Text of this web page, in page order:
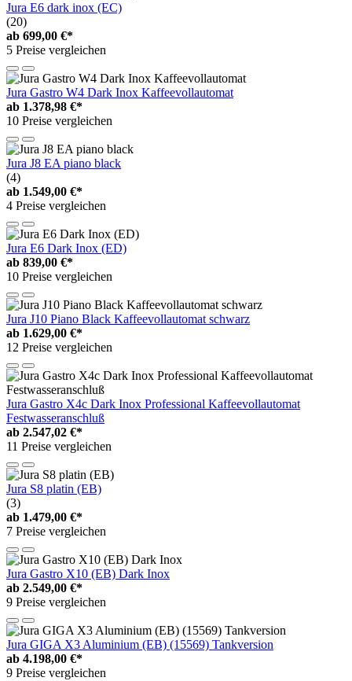
Jura E6 dark inox (EC)
(20)
ab 699,00 €*
5 Preise vergleichen
Jura Gastro W4 Dark Inox Kaffeevollautomat
ab 1.378,98 €*
10 Preise vergleichen
Jura J8 EA piano black
(4)
ab 1.549,00 €*
4 Preise vergleichen
Jura E6 Dark Inox (ED)
ab 839,00 €*
10 Preise vergleichen
Jura J10 Piano Black Kaffeevollautomat schwarz
ab 1.629,00 €*
12 Preise vergleichen
Jura Gastro X4c Dark Inox Professional Kaffeevollautomat
Festwasseranschluß
ab 2.547,02 €*
11 Preise vergleichen
Jura S8 platin (EB)
(3)
ab 1.479,00 €*
7 Preise vergleichen
Jura Gastro X10 (EB) Dark Inox
ab 2.549,00 €*
9 Preise vergleichen
Jura GIGA X3 Aluminium (EB) (15569) Tankversion
ab 4.198,00 €*
9 Preise vergleichen